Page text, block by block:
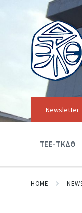
Newsletter
ΤΕΕ-ΤΚΔΘ
HOME